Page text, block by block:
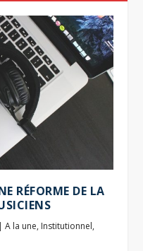
RÉFORME DE LA
|A la une, Institutionnel,